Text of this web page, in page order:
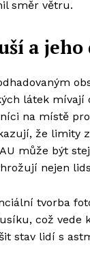
směr větru.
a jeho
látek mívají
na místě
že limity
může být
nejen
tvorba
což
stav lidí s